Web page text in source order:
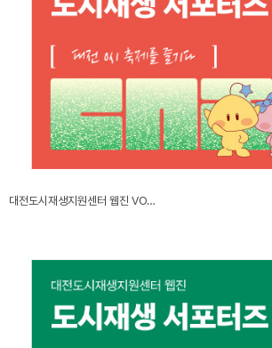
대전도시재생지원센터 웹진 VO…